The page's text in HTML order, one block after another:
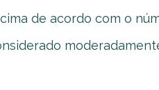
de acordo com o